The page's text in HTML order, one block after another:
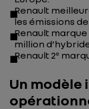
Renault
les émissions de
Renault marque
million
Renault 2ᵉ
Un modèle